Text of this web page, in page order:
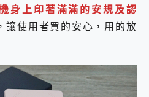
身上印著滿滿的安規及認
讓使用者買的安心，用的放